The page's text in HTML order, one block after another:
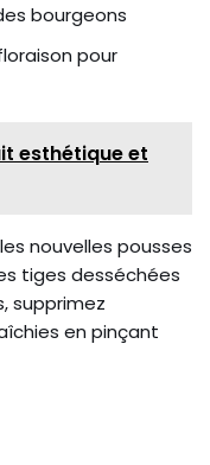
bourgeons
pour
esthétique et
nouvelles pousses
tiges desséchées
supprimez
en pinçant